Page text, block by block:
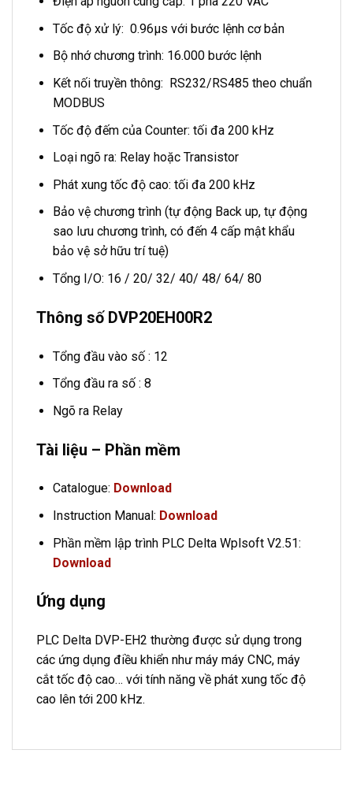
Tốc độ xử lý: 0.96μs với bước lệnh cơ bản
Bộ nhớ chương trình: 16.000 bước lệnh
Kết nối truyền thông: RS232/RS485 theo chuẩn
MODBUS
Tốc độ đếm của Counter: tối đa 200 kHz
Loại ngõ ra: Relay hoặc Transistor
Phát xung tốc độ cao: tối đa 200 kHz
Bảo vệ chương trình (tự động Back up, tự động
sao lưu chương trình, có đến 4 cấp mật khẩu
bảo vệ sở hữu trí tuệ)
Tổng I/O: 16 / 20/ 32/ 40/ 48/ 64/ 80
Thông số DVP20EH00R2
Tổng đầu vào số : 12
Tổng đầu ra số : 8
Ngõ ra Relay
Tài liệu – Phần mềm
Catalogue: Download
Instruction Manual: Download
Phần mềm lập trình PLC Delta Wplsoft V2.51:
Download
Ứng dụng
PLC Delta DVP-EH2 thường được sử dụng trong
các ứng dụng điều khiển như máy máy CNC, máy
cắt tốc độ cao… với tính năng về phát xung tốc độ
cao lên tới 200 kHz.